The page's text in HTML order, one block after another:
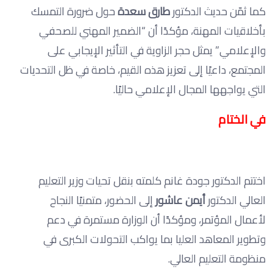
كما ثمّن حديث الدكتورطارق سعدةحول ضرورة التمسك
بأخلاقيات المهنة، مؤكدًا أن “الضمير المهني للصحفي
والإعلامي” يمثل حجر الزاوية في التأثير الإيجابي على
المجتمع، داعيًا إلى تعزيز هذه القيم، خاصة في ظل التحديات
التي يواجهها المجال الإعلامي حاليًا.
في الختام
اختتم الدكتور جودة غانم كلمته بنقل تحيات وزير التعليم
العالي الدكتورأيمن عاشورإلى الحضور، متمنيًا النجاح
لأعمال المؤتمر، ومؤكدًا أن الوزارة مستمرة في دعم
وتطوير المعاهد العليا بما يواكب التحولات الكبرى في
منظومة التعليم العالي.